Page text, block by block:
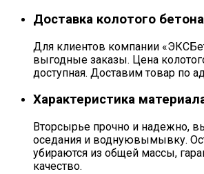
Доставка колотого бетона
Для клиентов компании
выгодные заказы. Цена
доступная. Доставим товар по
Характеристика
Вторсырье прочно и надежно,
оседания и воднуювымывку.
убираются из общей массы,
качество.